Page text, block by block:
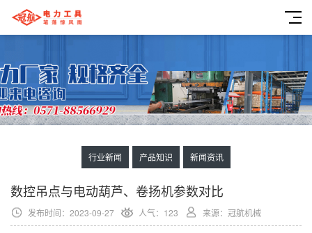
行业新闻 产品知识 新闻资讯
数控吊点与电动葫芦、卷扬机参数对比
发布时间：2023-09-27 人气：123 来源：冠航机械